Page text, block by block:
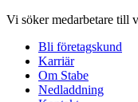
Hoppa
innehåll
Vi söker medarbetare till
Bli företagskund
Karriär
Om Stabe
Nedladdning